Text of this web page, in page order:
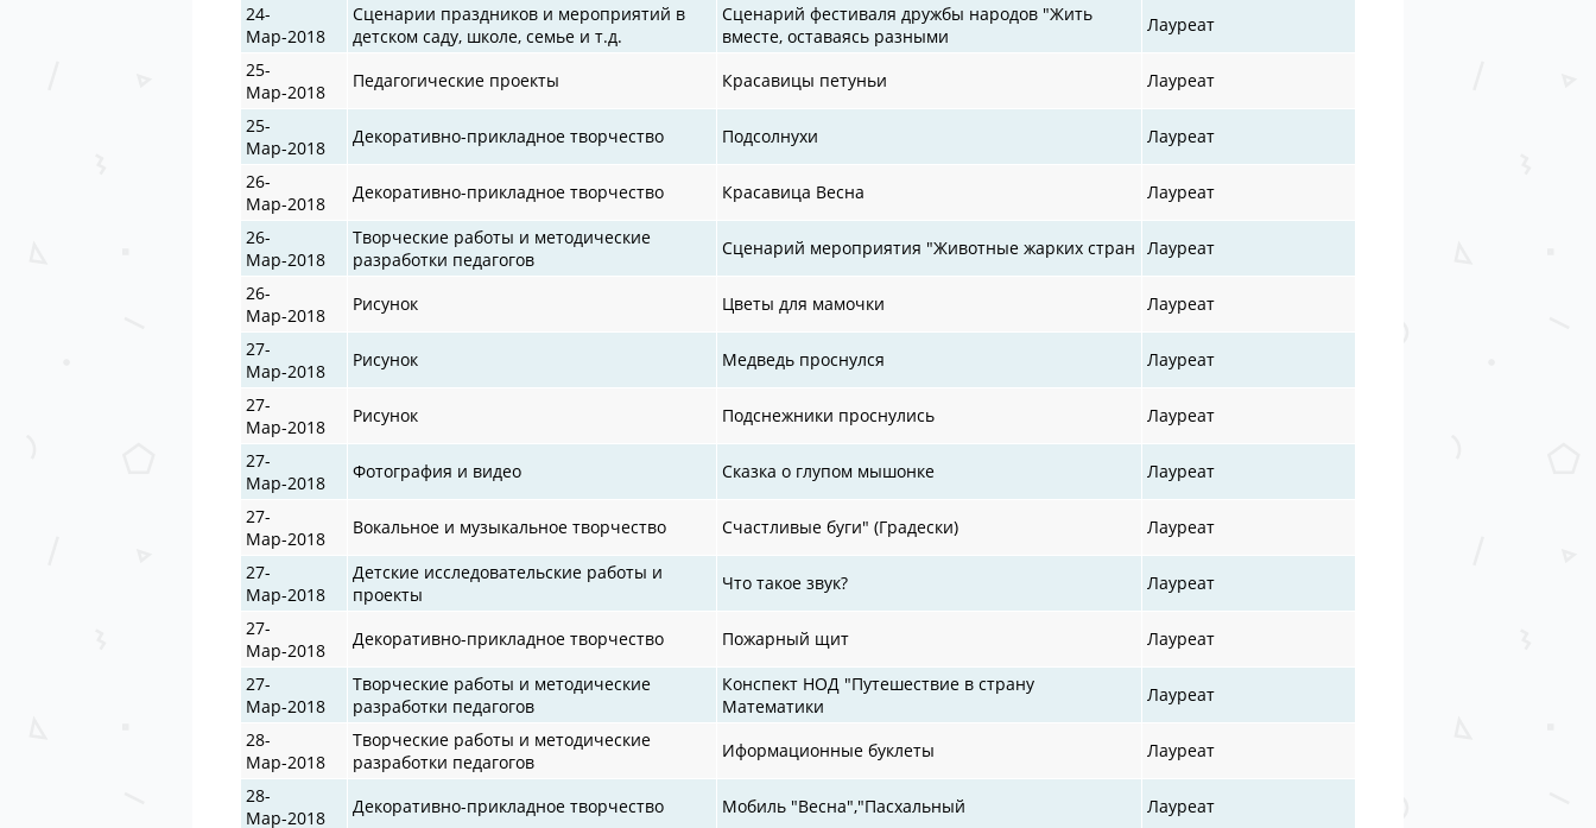
24-
Мар-2018
Сценарии праздников и мероприятий в
детском саду, школе, семье и т.д.
Сценарий фестиваля дружбы народов "Жить
вместе, оставаясь разными
Лауреат
25-
Мар-2018
Педагогические проекты Красавицы петуньи
Лауреат
25-
Мар-2018
Декоративно-прикладное творчество Подсолнухи
Лауреат
26-
Мар-2018
Декоративно-прикладное творчество Красавица Весна
Лауреат
26-
Мар-2018
Творческие работы и методические
разработки педагогов
Сценарий мероприятия "Животные жарких стран Лауреат
26-
Мар-2018
Рисунок Цветы для мамочки
Лауреат
27-
Мар-2018
Рисунок Медведь проснулся
Лауреат
27-
Мар-2018
Рисунок Подснежники проснулись
Лауреат
27-
Мар-2018
Фотография и видео Сказка о глупом мышонке
Лауреат
27-
Мар-2018
Вокальное и музыкальное творчество Счастливые буги" (Градески)
Лауреат
27-
Мар-2018
Детские исследовательские работы и
проекты
Что такое звук?
Лауреат
27-
Мар-2018
Декоративно-прикладное творчество Пожарный щит
Лауреат
27-
Мар-2018
Творческие работы и методические
разработки педагогов
Конспект НОД "Путешествие в страну
Математики
Лауреат
28-
Мар-2018
Творческие работы и методические
разработки педагогов
Иформационные буклеты
Лауреат
28-
Мар-2018
Декоративно-прикладное творчество Мобиль "Весна","Пасхальный
Лауреат